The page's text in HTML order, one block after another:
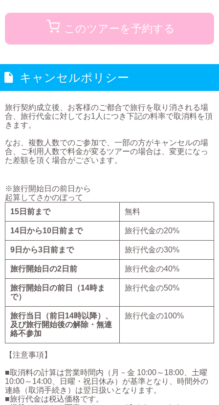
このツアーを予約する
キャンセルポリシー
旅行契約成立後、お客様のご都合で旅行を取り消される場
合、旅行代金に対してお1人につき下記の料率で取消料を頂
きます。
なお、複数人数でのご参加で、一部の方がキャンセルの場
合、ご利用人数で料金が変るツアーの場合は、変更になっ
た差額を頂く場合がございます。
※旅行開始日の前日から
起算してさかのぼって
15日前まで
無料
14日から10日前まで 旅行代金の20%
9日から3日前まで 旅行代金の30%
旅行開始日の2日前 旅行代金の40%
旅行開始日の前日（14時ま
で）
旅行代金の50%
旅行当日（前日14時以降）、
及び旅行開始後の解除・無連
絡不参加
旅行代金の100%
【注意事項】
■取消料の計算は営業時間内（月－金 10:00～18:00、土曜
10:00～14:00、日曜・祝日休み）が基準となり、時間外の
連絡（取消手続き）は翌日扱いとなります。
■旅行代金は税込価格です。